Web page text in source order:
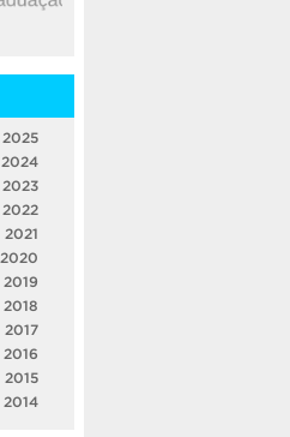
2025
2024
2023
2022
2021
2020
2019
2018
2017
2016
2015
2014